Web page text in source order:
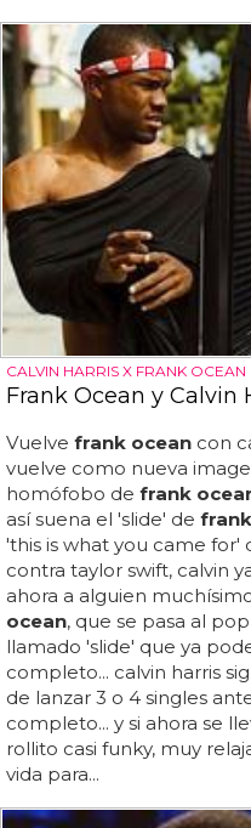
CALVIN HARRIS X FRANK OCEAN
Frank Ocean y Calvin
Vuelve frank ocean con
vuelve como nueva
homófobo de frank
así suena el 'slide' de
'this is what you came for'
contra taylor swift, calvin
ahora a alguien
ocean, que se pasa al
llamado 'slide' que ya
completo... calvin harris
de lanzar 3 o 4 singles
completo... y si ahora se
rollito casi funky, muy
vida para...